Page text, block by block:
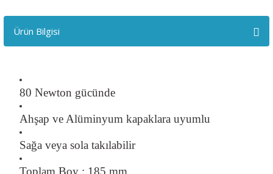
Ürün Bilgisi
80 Newton gücünde
Ahşap ve Alüminyum kapaklara uyumlu
Sağa veya sola takılabilir
Toplam Boy : 185 mm